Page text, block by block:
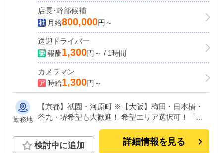
店長･幹部候補
月給800,000円～
送迎ドライバー
報酬1,300円～ / 1時間
カメラマン
時給1,300円～
勤務地
【京都】祇園・河原町 ※【大阪】梅田・日本橋・
谷九・堺希望も大歓迎！ 希望エリア選択可！「地
元京都で働きたい！」という希望などあればぜひお
伝えください。
検討中に追加 詳細情報を見る